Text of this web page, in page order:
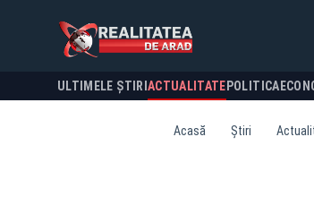
ULTIMELE ȘTIRI ACTUALITATE POLITICA
Acasă Știri